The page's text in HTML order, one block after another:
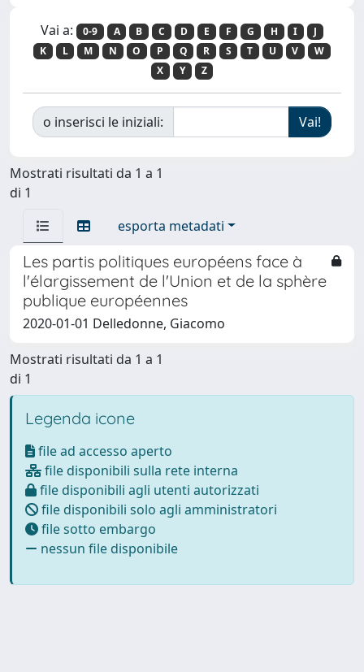
Vai a: 0-9 A B C D E F G H I
J
K
L M N O P Q R S T U V
W
X
Y Z
o inserisci le iniziali:
Mostrati risultati da 1 a 1
di 1
esporta metadati
Les partis politiques européens face à
l'élargissement de l'Union et de la sphère
publique européennes
2020-01-01 Delledonne, Giacomo
Mostrati risultati da 1 a 1
di 1
Legenda icone
file ad accesso aperto
file disponibili sulla rete interna
file disponibili agli utenti autorizzati
file disponibili solo agli amministratori
file sotto embargo
nessun file disponibile